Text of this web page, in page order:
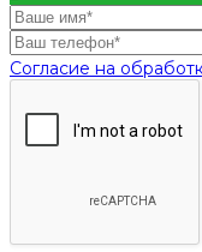
Согласие на